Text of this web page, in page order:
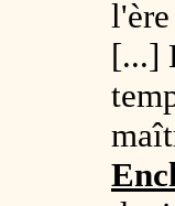
[...]